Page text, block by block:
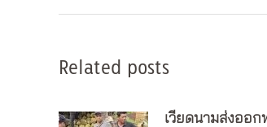
Related posts
เวียดนามส่งออก